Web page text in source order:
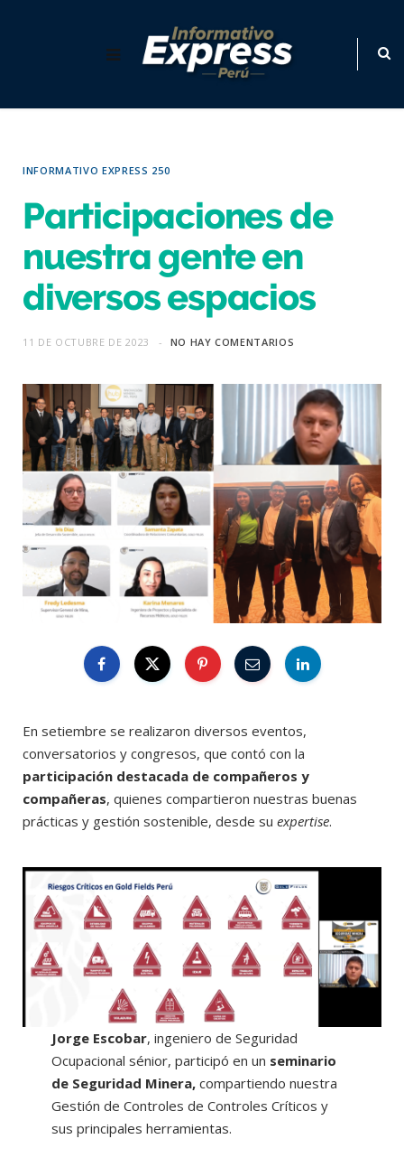
INFORMATIVO EXPRESS 250
Participaciones de
nuestra gente en
diversos espacios
11 DE OCTUBRE DE 2023 NO HAY COMENTARIOS
En setiembre se realizaron diversos eventos,
conversatorios y congresos, que contó con la
participación destacada de compañeros y
compañeras, quienes compartieron nuestras buenas
prácticas y gestión sostenible, desde su expertise.
Jorge Escobar, ingeniero de Seguridad
Ocupacional sénior, participó en un seminario
de Seguridad Minera,compartiendo nuestra
Gestión de Controles de Controles Críticos y
sus principales herramientas.